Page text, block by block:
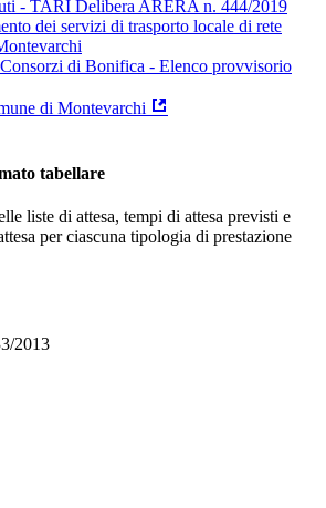
- TARI Delibera ARERA n. 444/2019
dei servizi di trasporto locale di rete
di Bonifica - Elenco provvisorio
di Montevarchi
tabellare
liste di attesa, tempi di attesa previsti e
per ciascuna tipologia di prestazione
2013